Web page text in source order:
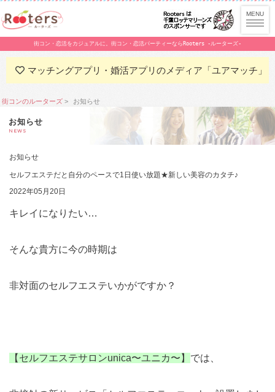
街コン・恋活をカジュアルに。街コン・恋活パーティーならRooters -ルーターズ-
マッチングアプリ・婚活アプリのメディア「ユアマッチ」
街コンのルーターズ お知らせ
お知らせ
NEWS
お知らせ
セルフエステだと自分のペースで1日使い放題★新しい美容のカタチ♪
2022年05月20日
キレイになりたい…
そんな貴方に今の時期は
非対面のセルフエステいかがですか？
【セルフエステサロンunica〜ユニカ〜】 では、